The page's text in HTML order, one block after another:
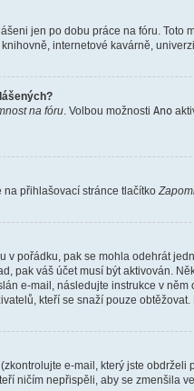
jen po dobu práce na fóru.
internetové kavárně,
na fóru . Volbou možnosti Ano
na přihlašovací stránce tlačítko
pořádku, pak se mohla odehrát
pak váš účet musí být aktivován.
e-mail, následujte instrukce v
kteří se snaží pouze
e-mail, který jste
ničím nepřispěli, aby se zmenšila